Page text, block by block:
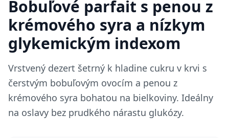
Bobuľové parfait s penou z
krémového syra a nízkym
glykemickým indexom
Vrstvený dezert šetrný k hladine cukru v krvi s
čerstvým bobuľovým ovocím a penou z
krémového syra bohatou na bielkoviny. Ideálny
na oslavy bez prudkého nárastu glukózy.